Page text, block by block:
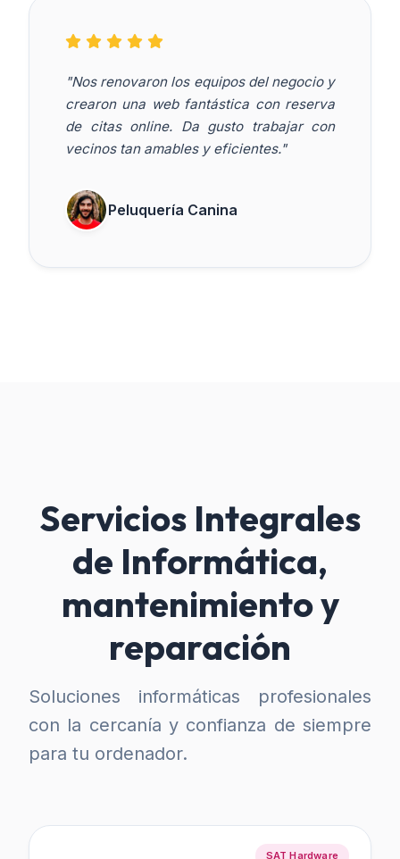
"Nos renovaron los equipos del negocio y
crearon una web fantástica con reserva
de citas online. Da gusto trabajar con
vecinos tan amables y eficientes."
Peluquería Canina
Servicios Integrales
de Informática,
mantenimiento y
reparación
Soluciones informáticas profesionales
con la cercanía y confianza de siempre
para tu ordenador.
SAT Hardware